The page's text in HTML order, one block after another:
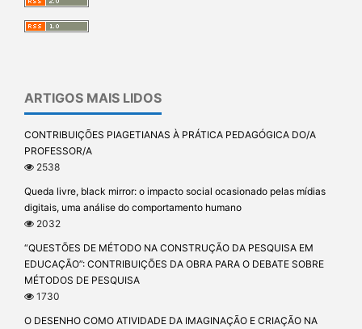
ARTIGOS MAIS LIDOS
CONTRIBUIÇÕES PIAGETIANAS À PRÁTICA PEDAGÓGICA DO/A
PROFESSOR/A
2538
Queda livre, black mirror: o impacto social ocasionado pelas mídias
digitais, uma análise do comportamento humano
2032
“QUESTÕES DE MÉTODO NA CONSTRUÇÃO DA PESQUISA EM
EDUCAÇÃO”: CONTRIBUIÇÕES DA OBRA PARA O DEBATE SOBRE
MÉTODOS DE PESQUISA
1730
O DESENHO COMO ATIVIDADE DA IMAGINAÇÃO E CRIAÇÃO NA